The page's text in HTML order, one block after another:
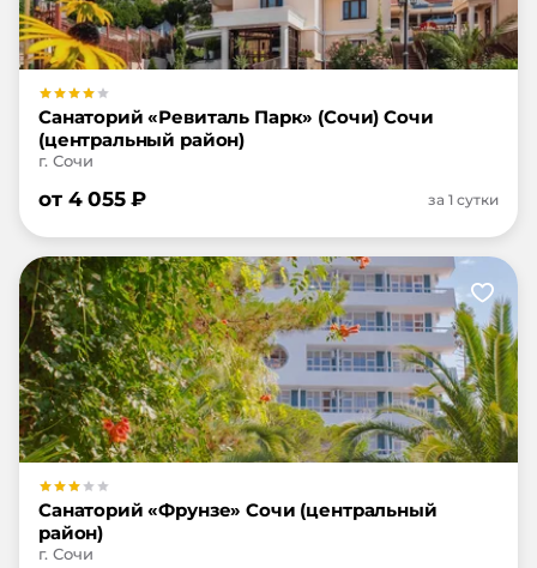
Санаторий «Ревиталь Парк» (Сочи) Сочи
(центральный район)
г. Сочи
от 4 055₽ за 1 сутки
Санаторий «Фрунзе» Сочи (центральный
район)
г. Сочи